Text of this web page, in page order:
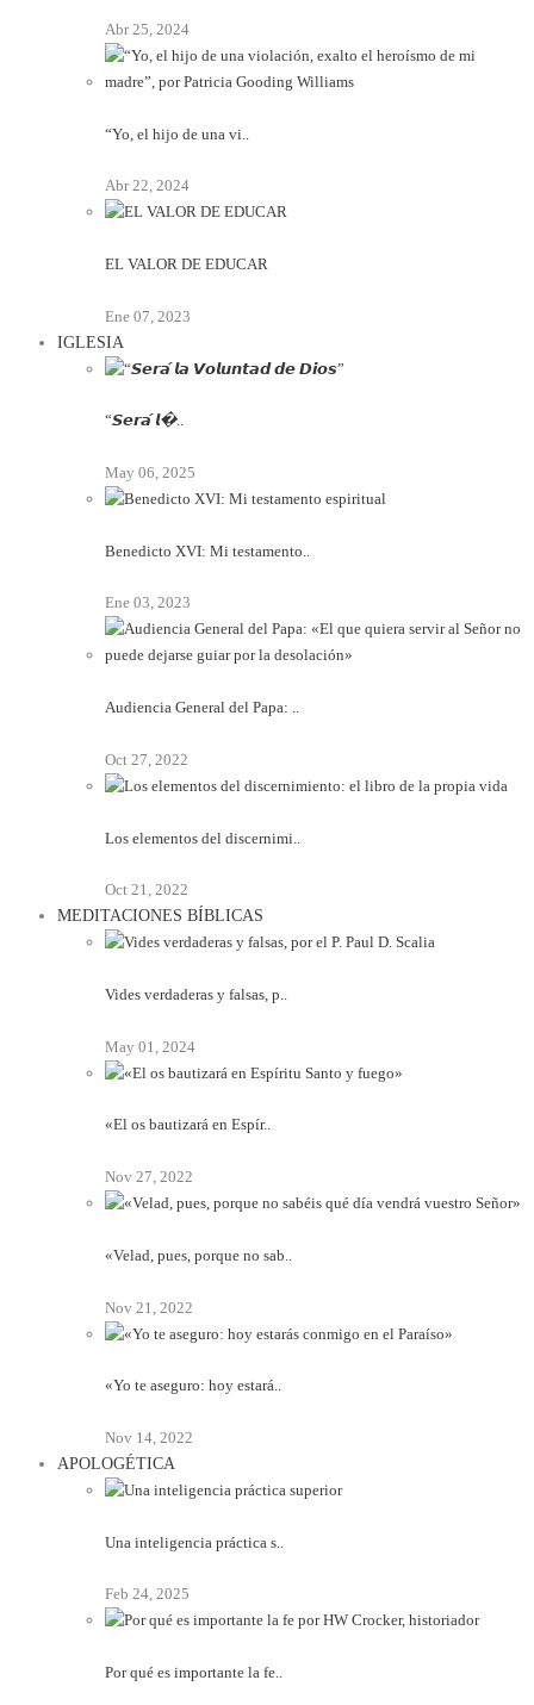
Abr 25, 2024
“Yo, el hijo de una vi..
Abr 22, 2024
EL VALOR DE EDUCAR
Ene 07, 2023
IGLESIA
“𝙎𝙚𝙧𝙖́ 𝙡�..
May 06, 2025
Benedicto XVI: Mi testamento..
Ene 03, 2023
Audiencia General del Papa: ..
Oct 27, 2022
Los elementos del discernimi..
Oct 21, 2022
MEDITACIONES BÍBLICAS
Vides verdaderas y falsas, p..
May 01, 2024
«El os bautizará en Espír..
Nov 27, 2022
«Velad, pues, porque no sab..
Nov 21, 2022
«Yo te aseguro: hoy estará..
Nov 14, 2022
APOLOGÉTICA
Una inteligencia práctica s..
Feb 24, 2025
Por qué es importante la fe..